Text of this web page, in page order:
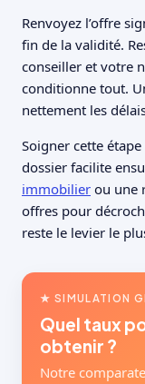
Renvoyez l’offre
fin de la validité.
conseiller et votre
conditionne tout.
nettement les
Soigner cette
dossier facilite
immobilier ou une
offres pour
reste le levier le
★ SIMULATION
Quel taux
obtenir ?
Notre